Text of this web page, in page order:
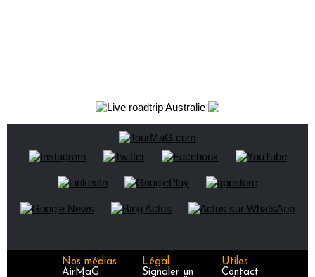
Nos médias
AirMaG
Légal
Signaler un
Utiles
Contact